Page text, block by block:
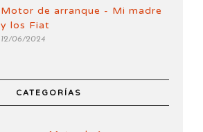
Motor de arranque - Mi madre
y los Fiat
12/06/2024
CATEGORÍAS